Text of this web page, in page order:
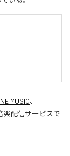
MUSIC、
楽配信サービスで